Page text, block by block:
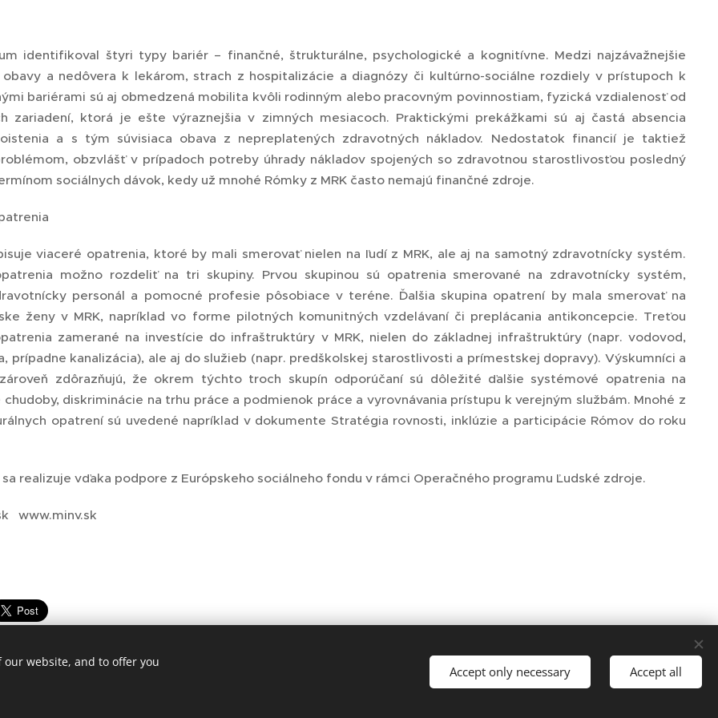
identifikoval štyri typy bariér – finančné, štrukturálne, psychologické a kognitívne. Medzi najzávažnejšie
a nedôvera k lekárom, strach z hospitalizácie a diagnózy či kultúrno-sociálne rozdiely v prístupoch k
bariérami sú aj obmedzená mobilita kvôli rodinným alebo pracovným povinnostiam, fyzická vzdialenosť od
zariadení, ktorá je ešte výraznejšia v zimných mesiacoch. Praktickými prekážkami sú aj častá absencia
a s tým súvisiaca obava z nepreplatených zdravotných nákladov. Nedostatok financií je taktiež
obzvlášť v prípadoch potreby úhrady nákladov spojených so zdravotnou starostlivosťou posledný
sociálnych dávok, kedy už mnohé Rómky z MRK často nemajú finančné zdroje.
viaceré opatrenia, ktoré by mali smerovať nielen na ľudí z MRK, ale aj na samotný zdravotnícky systém.
možno rozdeliť na tri skupiny. Prvou skupinou sú opatrenia smerované na zdravotnícky systém,
personál a pomocné profesie pôsobiace v teréne. Ďalšia skupina opatrení by mala smerovať na
ženy v MRK, napríklad vo forme pilotných komunitných vzdelávaní či preplácania antikoncepcie. Treťou
zamerané na investície do infraštruktúry v MRK, nielen do základnej infraštruktúry (napr. vodovod,
prípadne kanalizácia), ale aj do služieb (napr. predškolskej starostlivosti a prímestskej dopravy). Výskumníci a
zdôrazňujú, že okrem týchto troch skupín odporúčaní sú dôležité ďalšie systémové opatrenia na
chudoby, diskriminácie na trhu práce a podmienok práce a vyrovnávania prístupu k verejným službám. Mnohé z
opatrení sú uvedené napríklad v dokumente Stratégia rovnosti, inklúzie a participácie Rómov do roku
realizuje vďaka podpore z Európskeho sociálneho fondu v rámci Operačného programu Ľudské zdroje.
www.minv.sk
website, and to offer you
Accept only necessary Accept all